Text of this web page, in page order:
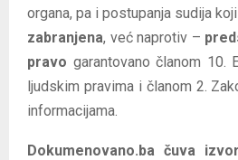
organa, pa i postupanja sudija
zabranjena, već naprotiv –
pravo garantovano članom 10.
ljudskim pravima i članom 2.
informacijama.
Dokumenovano.ba čuva